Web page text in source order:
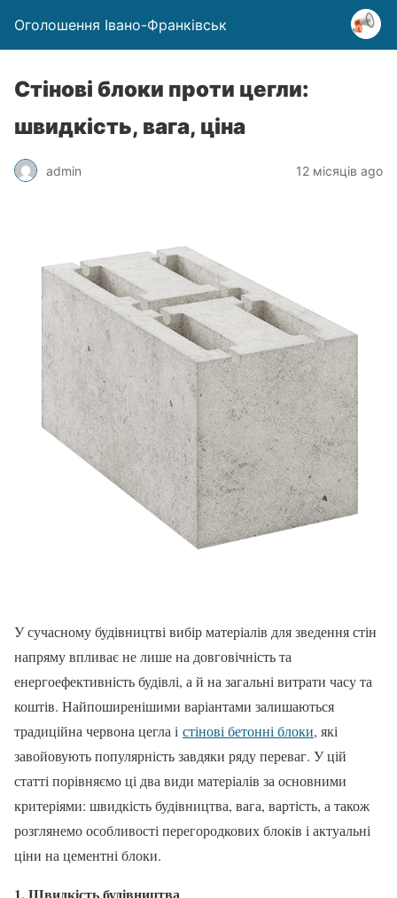
Оголошення Івано-Франківськ
Стінові блоки проти цегли:
швидкість, вага, ціна
admin 12 місяців ago
У сучасному будівництві вибір матеріалів для зведення стін
напряму впливає не лише на довговічність та
енергоефективність будівлі, а й на загальні витрати часу та
коштів. Найпоширенішими варіантами залишаються
традиційна червона цегла і стінові бетонні блоки, які
завойовують популярність завдяки ряду переваг. У цій
статті порівняємо ці два види матеріалів за основними
критеріями: швидкість будівництва, вага, вартість, а також
розглянемо особливості перегородкових блоків і актуальні
ціни на цементні блоки.